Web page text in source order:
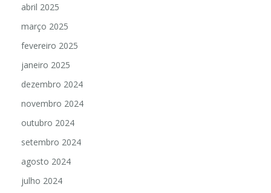
abril 2025
março 2025
fevereiro 2025
janeiro 2025
dezembro 2024
novembro 2024
outubro 2024
setembro 2024
agosto 2024
julho 2024